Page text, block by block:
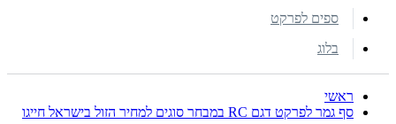
ספים לפרקט
בלוג
ראשי
סף גמר לפרקט דגם RC במבחר סוגים למחיר הזול בישראל חייגו